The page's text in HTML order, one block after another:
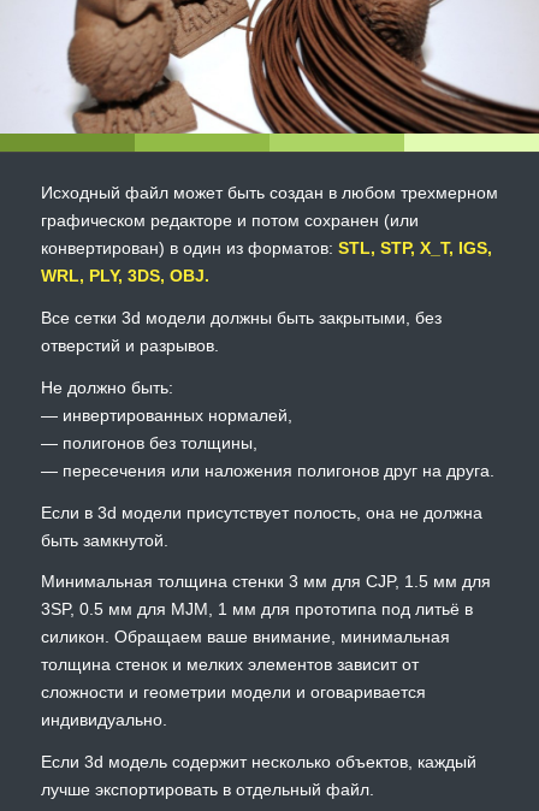
Исходный файл может быть создан в любом трехмерном
графическом редакторе и потом сохранен (или
конвертирован) в один из форматов: STL, STP, X_T, IGS,
WRL, PLY, 3DS, OBJ.
Все сетки 3d модели должны быть закрытыми, без
отверстий и разрывов.
Не должно быть:
— инвертированных нормалей,
— полигонов без толщины,
— пересечения или наложения полигонов друг на друга.
Если в 3d модели присутствует полость, она не должна
быть замкнутой.
Минимальная толщина стенки 3 мм для CJP, 1.5 мм для
3SP, 0.5 мм для MJM, 1 мм для прототипа под литьё в
силикон. Обращаем ваше внимание, минимальная
толщина стенок и мелких элементов зависит от
сложности и геометрии модели и оговаривается
индивидуально.
Если 3d модель содержит несколько объектов, каждый
лучше экспортировать в отдельный файл.